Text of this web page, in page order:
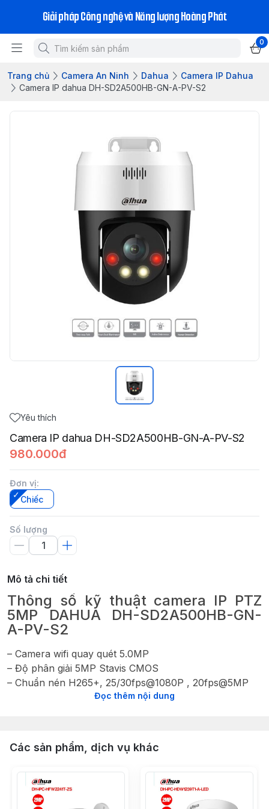
Giải pháp Công nghệ và Năng lượng Hoàng Phát
0
Trang chủ Camera An Ninh Dahua
Camera IP Dahua
Camera IP dahua DH-SD2A500HB-GN-A-PV-S2
Yêu thích
Camera IP dahua DH-SD2A500HB-GN-A-PV-S2
980.000đ
Đơn vị:
Chiếc
Số lượng
Mô tả chi tiết
Thông số kỹ thuật camera IP PTZ
5MP DAHUA DH-SD2A500HB-GN-
A-PV-S2
– Camera wifi quay quét 5.0MP
– Độ phân giải 5MP Stavis CMOS
– Chuẩn nén H265+, 25/30fps@1080P , 20fps@5MP
– Độ nhạy sáng Color: 0.005 lux@F1.6, B/W: 0.0005
chống ngược sáng(BLC), chống nhiễu (3D-DNR).
– Hỗ trợ 4 chế độ ánh sáng ban đêm: Có màu (Full
Color), Hồng ngoại, Thông minh và Tắt
– Ống kính 4mm, góc nhìn 80.4°
– Tầm xa đèn hồng ngoại 30m, tầm xa đèn LED 30m
Đọc thêm nội dung
Các sản phẩm, dịch vụ khác